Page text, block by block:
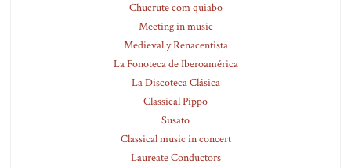
Chucrute com quiabo
Meeting in music
Medieval y Renacentista
La Fonoteca de Iberoamérica
La Discoteca Clásica
Classical Pippo
Susato
Classical music in concert
Laureate Conductors